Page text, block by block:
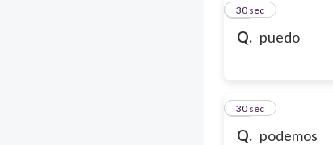
Q. puedo
10
30 sec
Q. podemos
11
30 sec